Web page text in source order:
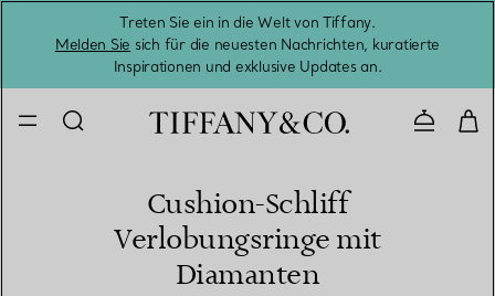
Treten Sie ein in die Welt von Tiffany.
Melden Sie sich für die neuesten Nachrichten, kuratierte
Inspirationen und exklusive Updates an.
Cushion-Schliff
Verlobungsringe mit
Diamanten